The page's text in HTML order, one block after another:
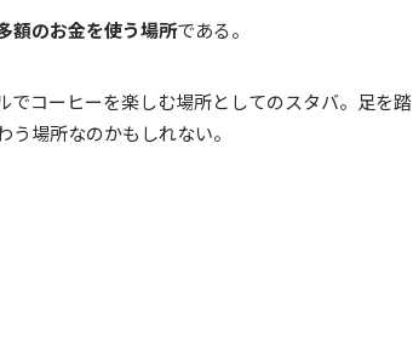
額のお金を使う場所である。
でコーヒーを楽しむ場所としてのスタバ。足を踏
う場所なのかもしれない。